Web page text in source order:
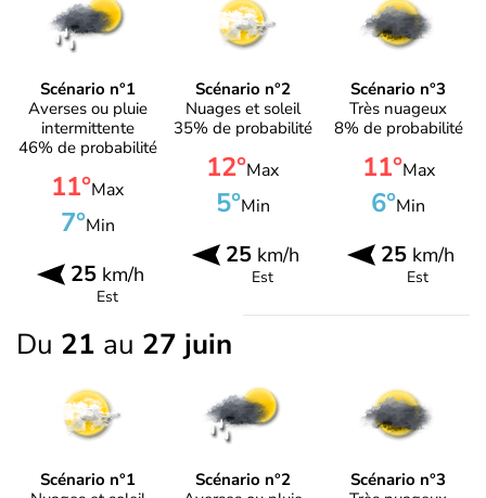
Scénario n°1
Averses ou pluie
intermittente
46% de probabilité
11°Max
7°Min
25km/h
Est
Scénario n°2
Nuages et soleil
35% de probabilité
12°Max
5°Min
25km/h
Est
Scénario n°3
Très nuageux
8% de probabilité
11°Max
6°Min
25 km/h
Est
Du 21 au 27 juin
Scénario n°1
Scénario n°2
Scénario n°3